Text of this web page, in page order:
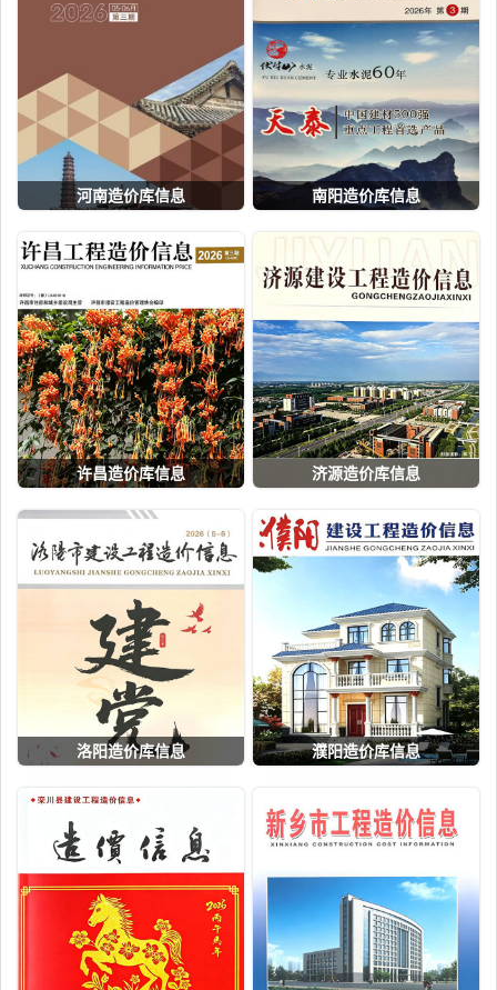
河南造价库信息 南阳造价库信息
许昌造价库信息 济源造价库信息
洛阳造价库信息 濮阳造价库信息